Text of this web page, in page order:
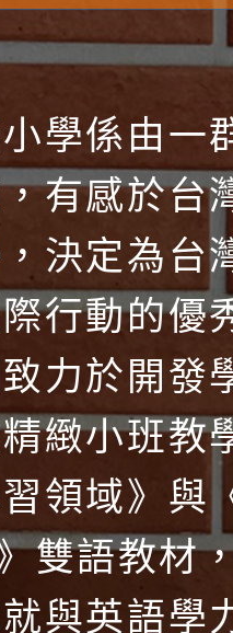
學係由一
有感於台
決定為台
行動的優
力於開發
緻小班教
領域》與
雙語教材
與英語學